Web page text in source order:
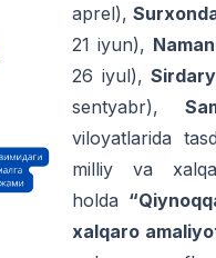
aprel),
21 iyun),
26 iyul),
sentyabr),
viloyatlarida
milliy va
holda
xalqaro